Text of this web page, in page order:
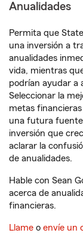
Anualidades
Permita que
una inversión a
anualidades
vida, mientras
podrían ayudar a
Seleccionar la
metas
una futura fuente
inversión que
aclarar la
de anualidades.
Hable con Sean
acerca de
financieras.
Llame o envíe un